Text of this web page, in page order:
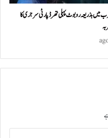
بذریعہ روبوٹ پہلی تھرڈ پارٹی سرجری کا